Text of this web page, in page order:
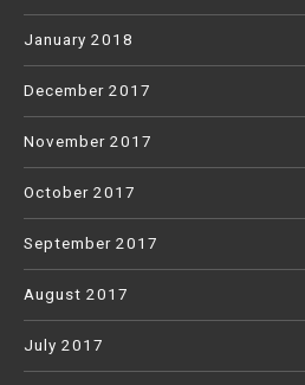
January 2018
December 2017
November 2017
October 2017
September 2017
August 2017
July 2017